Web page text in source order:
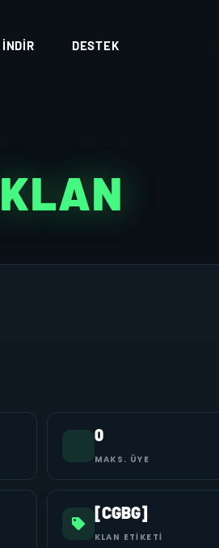
İNDIR DESTEK
KLAN
0
MAKS. ÜYE
[CGBG]
KLAN ETIKETI